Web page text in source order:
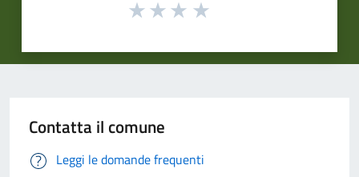
Contatta il comune
Leggi le domande frequenti